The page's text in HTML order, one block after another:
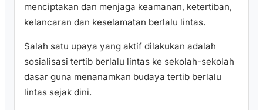
menciptakan dan menjaga keamanan, ketertiban,
kelancaran dan keselamatan berlalu lintas.
Salah satu upaya yang aktif dilakukan adalah
sosialisasi tertib berlalu lintas ke sekolah-sekolah
dasar guna menanamkan budaya tertib berlalu
lintas sejak dini.